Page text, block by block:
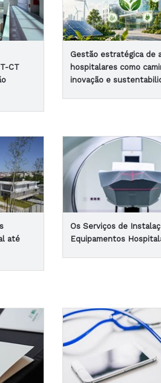
CT
Gestão estratégica de
hospitalares como
inovação e
até
Os Serviços de
Equipamentos